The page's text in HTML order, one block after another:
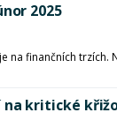
2025
na finančních
kritické